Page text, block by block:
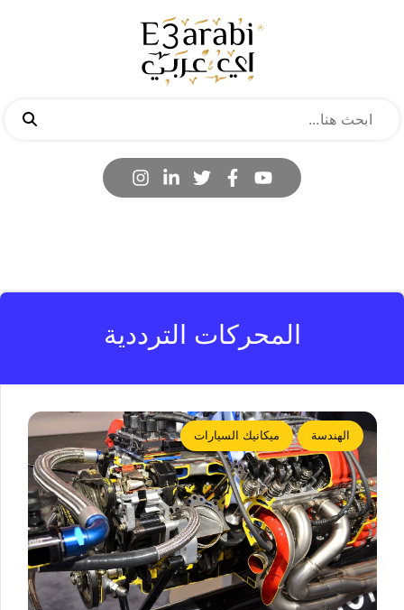
المحركات الترددية
الهندسة ميكانيك السيارات